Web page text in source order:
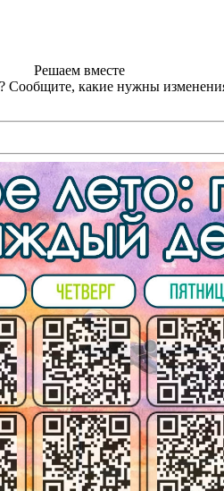
Решаем вместе
Сообщите, какие нужны